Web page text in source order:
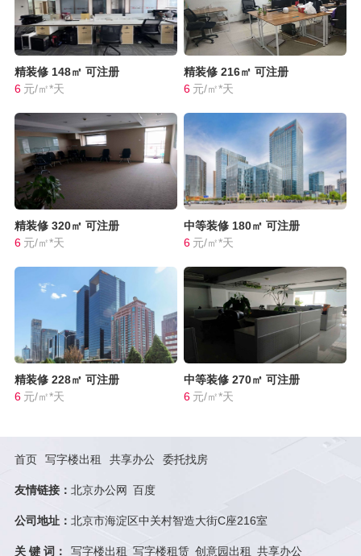
精装修 148㎡ 可注册
6 元/㎡*天
精装修 216㎡ 可注册
6 元/㎡*天
精装修 320㎡ 可注册
6 元/㎡*天
中等装修 180㎡ 可注册
6 元/㎡*天
精装修 228㎡ 可注册
6 元/㎡*天
中等装修 270㎡ 可注册
6 元/㎡*天
首页 写字楼出租 共享办公 委托找房
友情链接： 北京办公网 百度
公司地址： 北京市海淀区中关村智造大街C座216室
关 键 词： 写字楼出租 写字楼租赁 创意园出租 共享办公